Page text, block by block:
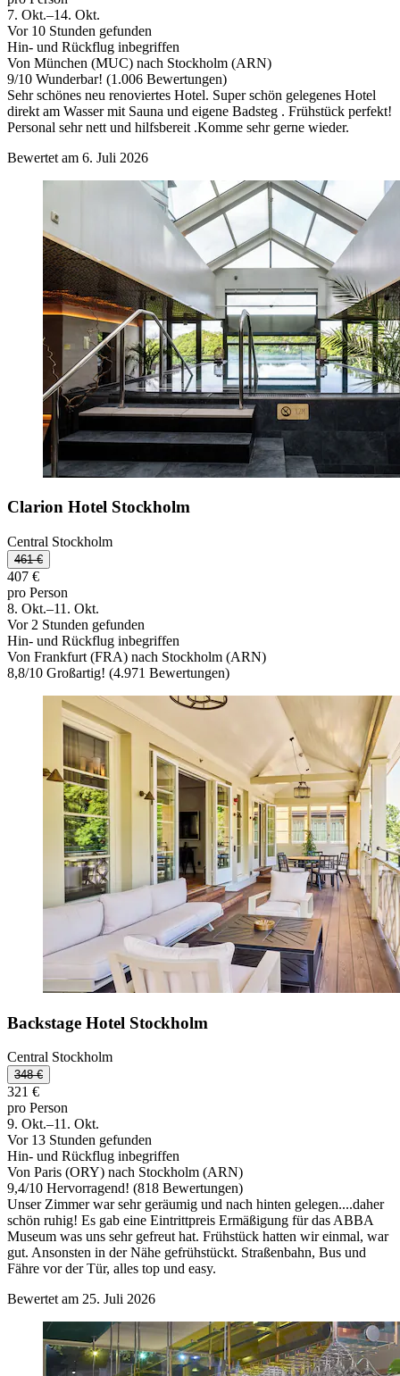
7. Okt.–14. Okt.
Vor 10 Stunden gefunden
Hin- und Rückflug inbegriffen
Von München (MUC) nach Stockholm (ARN)
9/10 Wunderbar! (1.006 Bewertungen)
Sehr schönes neu renoviertes Hotel. Super schön gelegenes Hotel
direkt am Wasser mit Sauna und eigene Badsteg . Frühstück perfekt!
Personal sehr nett und hilfsbereit .Komme sehr gerne wieder.
Bewertet am 6. Juli 2026
Clarion Hotel Stockholm
Central Stockholm
461 €
407 €
pro Person
8. Okt.–11. Okt.
Vor 2 Stunden gefunden
Hin- und Rückflug inbegriffen
Von Frankfurt (FRA) nach Stockholm (ARN)
8,8/10 Großartig! (4.971 Bewertungen)
Backstage Hotel Stockholm
Central Stockholm
348 €
321 €
pro Person
9. Okt.–11. Okt.
Vor 13 Stunden gefunden
Hin- und Rückflug inbegriffen
Von Paris (ORY) nach Stockholm (ARN)
9,4/10 Hervorragend! (818 Bewertungen)
Unser Zimmer war sehr geräumig und nach hinten gelegen....daher
schön ruhig! Es gab eine Eintrittpreis Ermäßigung für das ABBA
Museum was uns sehr gefreut hat. Frühstück hatten wir einmal, war
gut. Ansonsten in der Nähe gefrühstückt. Straßenbahn, Bus und
Fähre vor der Tür, alles top und easy.
Bewertet am 25. Juli 2026